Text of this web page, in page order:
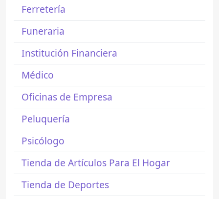
Ferretería
Funeraria
Institución Financiera
Médico
Oficinas de Empresa
Peluquería
Psicólogo
Tienda de Artículos Para El Hogar
Tienda de Deportes